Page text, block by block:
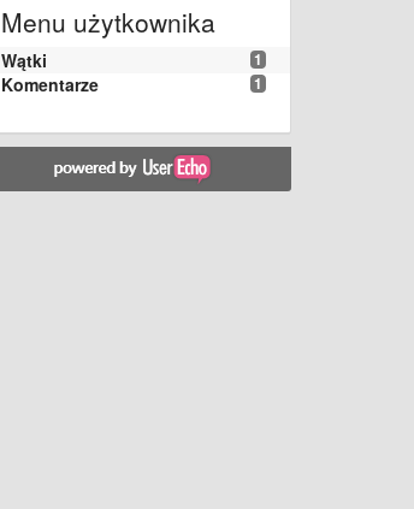
Menu użytkownika
1
Wątki
1
Komentarze